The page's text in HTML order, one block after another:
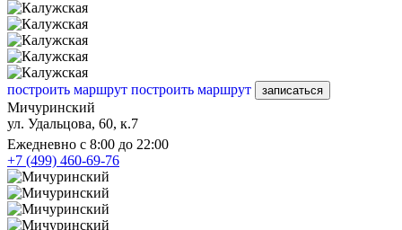
построить маршрут построить маршрут записаться
Мичуринский
ул. Удальцова, 60, к.7
Ежедневно с 8:00 до 22:00
+7 (499) 460-69-76